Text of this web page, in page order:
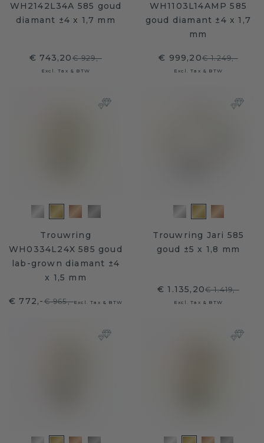
WH2142L34A 585 goud
diamant ±4 x 1,7 mm
€ 743,20€ 929,-
Excl. Tax & BTW
WH1103L14AMP 585
goud diamant ±4 x 1,7
mm
€ 999,20€ 1.249,-
Excl. Tax & BTW
Trouwring
WH0334L24X 585 goud
lab-grown diamant ±4
x 1,5 mm
€ 772,-€ 965,-Excl. Tax & BTW
Trouwring Jari 585
goud ±5 x 1,8 mm
€ 1.135,20€ 1.419,-
Excl. Tax & BTW